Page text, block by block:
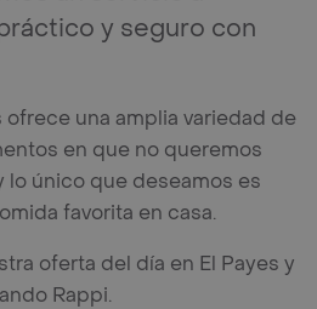
y seguro con
ofrece una amplia variedad de
en que no queremos
lo único que deseamos es
favorita en casa.
oferta del día en El Payes y
Rappi.